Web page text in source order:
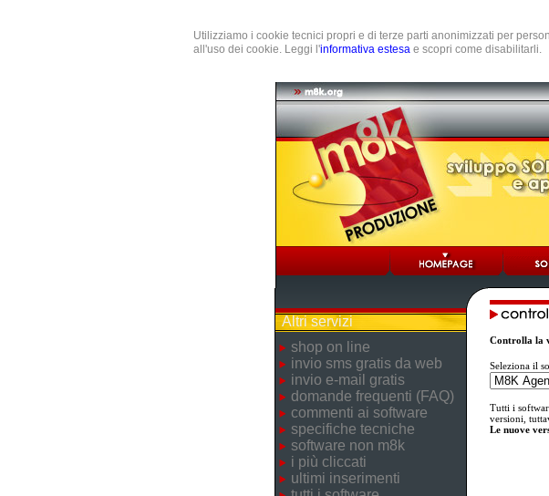
Utilizziamo i cookie tecnici propri e di terze parti anonimizzati per
all'uso dei cookie. Leggi l'informativa estesa e scopri come disabilitarli.
Altri servizi
shop on line
invio sms gratis da web
invio e-mail gratis
domande frequenti (FAQ)
commenti ai software
specifiche tecniche
software non m8k
i più cliccati
ultimi inserimenti
Controlla la
Seleziona il
Tutti i
versioni,
Le nuove